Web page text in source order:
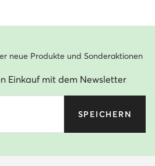
neue Produkte und Sonderaktionen
Einkauf mit dem Newsletter
SPEICHERN